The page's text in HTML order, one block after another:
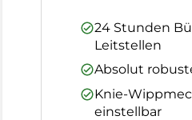
24 Stunden
Leitstellen
Absolut
Knie-
einstellbar